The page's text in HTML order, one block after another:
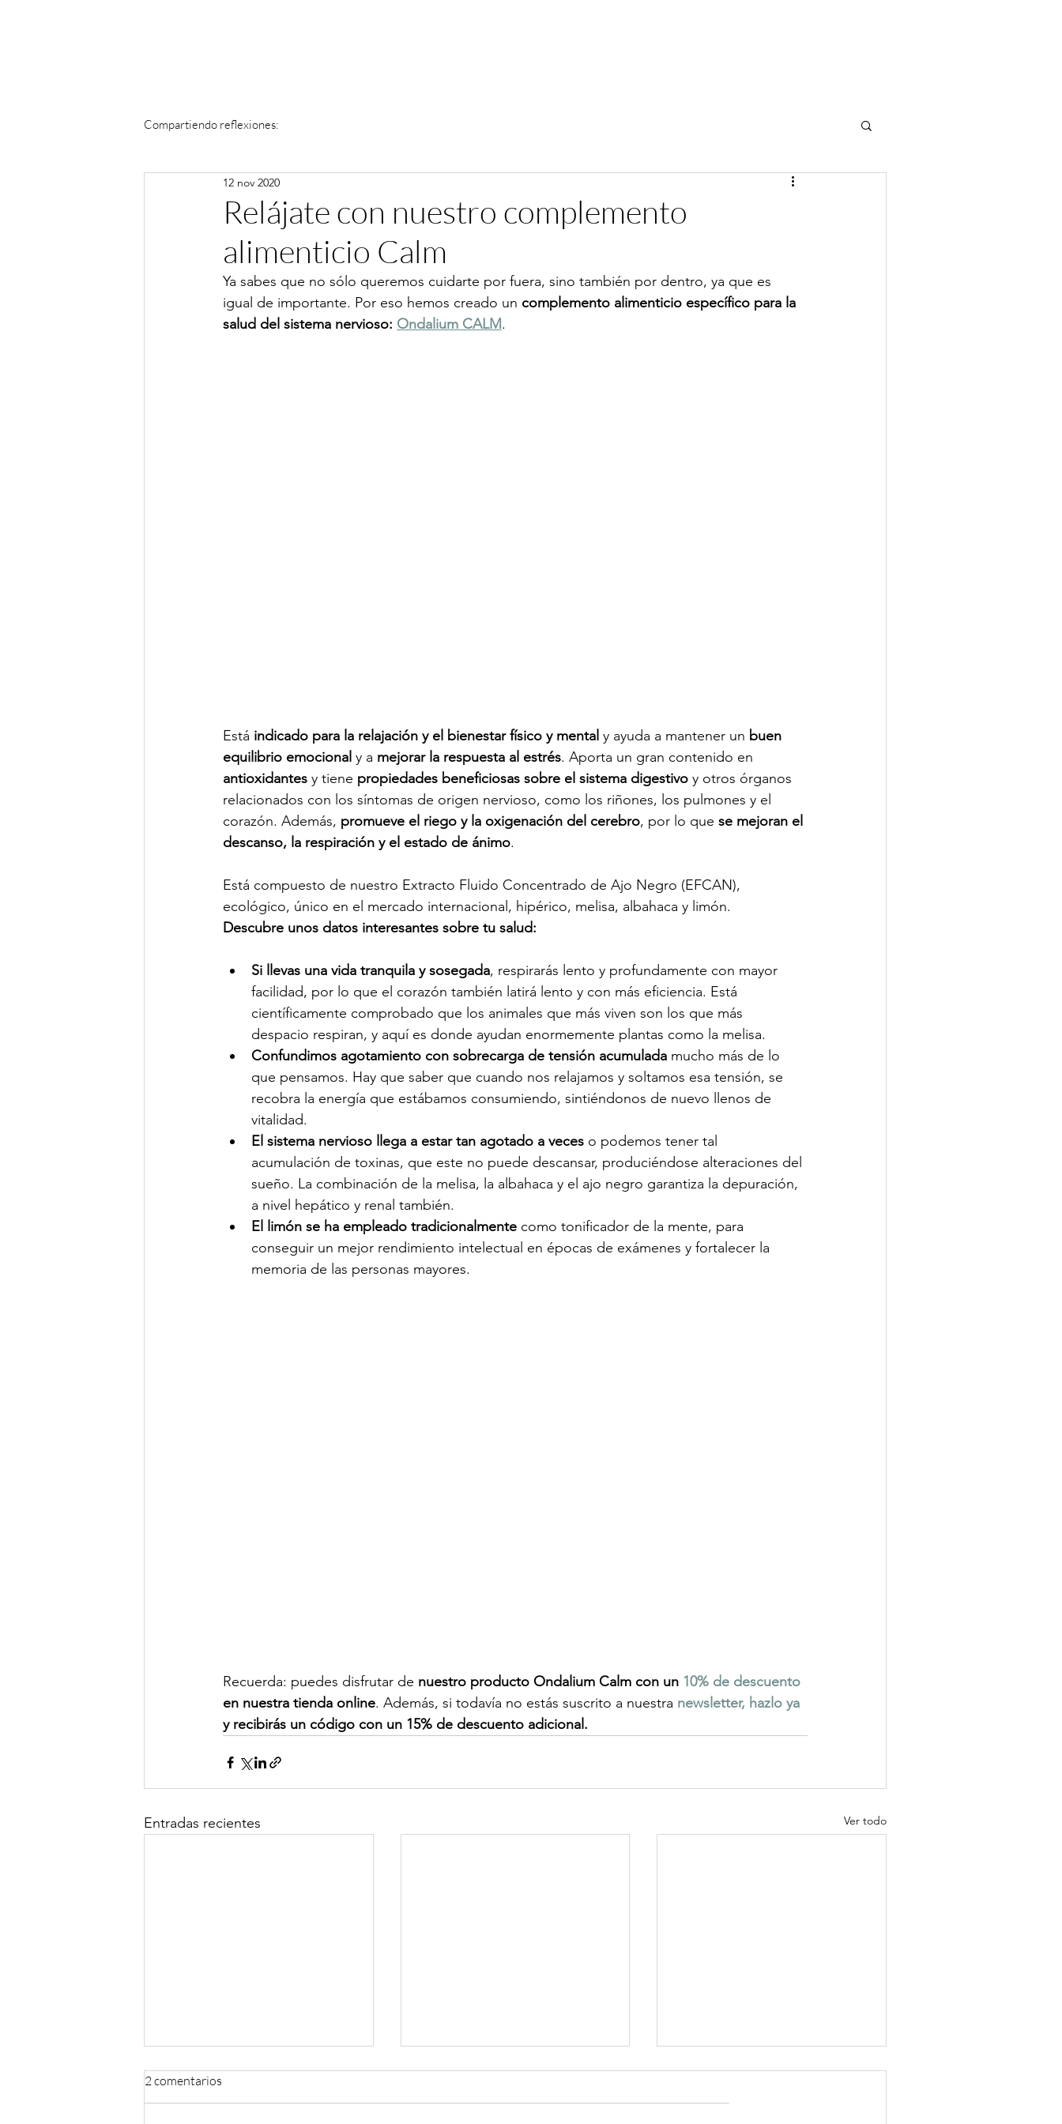
Compartiendo reflexiones:
Relájate con nuestro complemento
alimenticio Calm
12 nov 2020
Ya sabes que no sólo queremos cuidarte por fuera, sino también por dentro, ya que es
igual de importante. Por eso hemos creado un complemento alimenticio específico para la
salud del sistema nervioso: Ondalium CALM.
Está indicado para la relajación y el bienestar físico y mental y ayuda a mantener un buen
equilibrio emocional y a mejorar la respuesta al estrés. Aporta un gran contenido en
antioxidantes y tiene propiedades beneficiosas sobre el sistema digestivo y otros órganos
relacionados con los síntomas de origen nervioso, como los riñones, los pulmones y el
corazón. Además, promueve el riego y la oxigenación del cerebro, por lo que se mejoran el
descanso, la respiración y el estado de ánimo.
Está compuesto de nuestro Extracto Fluido Concentrado de Ajo Negro (EFCAN),
ecológico, único en el mercado internacional, hipérico, melisa, albahaca y limón.
Descubre unos datos interesantes sobre tu salud:
Si llevas una vida tranquila y sosegada, respirarás lento y profundamente con mayor
facilidad, por lo que el corazón también latirá lento y con más eficiencia. Está
científicamente comprobado que los animales que más viven son los que más
despacio respiran, y aquí es donde ayudan enormemente plantas como la melisa.
Confundimos agotamiento con sobrecarga de tensión acumulada mucho más de lo
que pensamos. Hay que saber que cuando nos relajamos y soltamos esa tensión, se
recobra la energía que estábamos consumiendo, sintiéndonos de nuevo llenos de
vitalidad.
El sistema nervioso llega a estar tan agotado a veces o podemos tener tal
acumulación de toxinas, que este no puede descansar, produciéndose alteraciones del
sueño. La combinación de la melisa, la albahaca y el ajo negro garantiza la depuración,
a nivel hepático y renal también.
El limón se ha empleado tradicionalmente como tonificador de la mente, para
conseguir un mejor rendimiento intelectual en épocas de exámenes y fortalecer la
memoria de las personas mayores.
Recuerda: puedes disfrutar de nuestro producto Ondalium Calm con un 10% de descuento
en nuestra tienda online. Además, si todavía no estás suscrito a nuestra newsletter, hazlo ya
y recibirás un código con un 15% de descuento adicional.
Entradas recientes Ver todo
2 comentarios